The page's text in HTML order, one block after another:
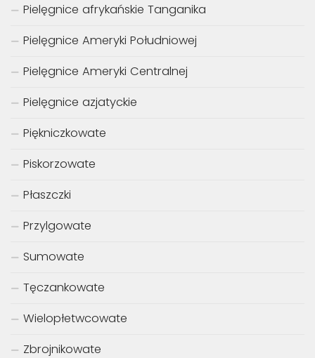
Pielęgnice afrykańskie Tanganika
Pielęgnice Ameryki Południowej
Pielęgnice Ameryki Centralnej
Pielęgnice azjatyckie
Piękniczkowate
Piskorzowate
Płaszczki
Przylgowate
Sumowate
Tęczankowate
Wielopłetwcowate
Zbrojnikowate